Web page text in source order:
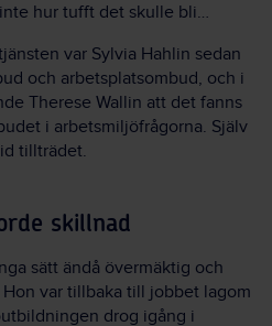
hur tufft det skulle bli…
var Sylvia Hahlin sedan
och arbetsplatsombud, och i
Therese Wallin att det fanns
i arbetsmiljöfrågorna. Själv
tillträdet.
skillnad
sätt ändå övermäktig och
var tillbaka till jobbet lagom
drog igång i